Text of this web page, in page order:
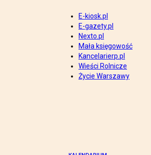
E-kiosk.pl
E-gazety.pl
Nexto.pl
Mała księgowość
Kancelarierp.pl
Wieści Rolnicze
Życie Warszawy